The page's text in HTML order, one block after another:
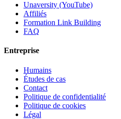
Unaversity (YouTube)
Affiliés
Formation Link Building
FAQ
Entreprise
Humains
Études de cas
Contact
Politique de confidentialité
Politique de cookies
Légal